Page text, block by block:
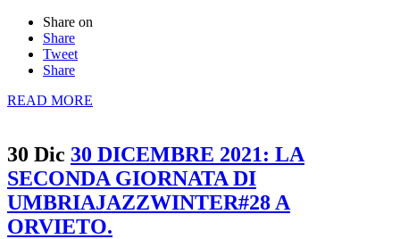
Share on
Share
Tweet
Share
READ MORE
30 Dic 30 DICEMBRE 2021: LA
SECONDA GIORNATA DI
UMBRIAJAZZWINTER#28 A
ORVIETO.